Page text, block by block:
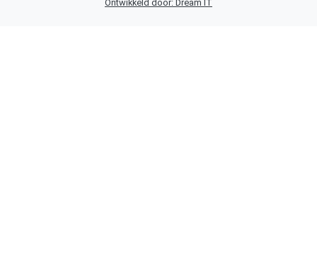
Ontwikkeld door: Dream IT